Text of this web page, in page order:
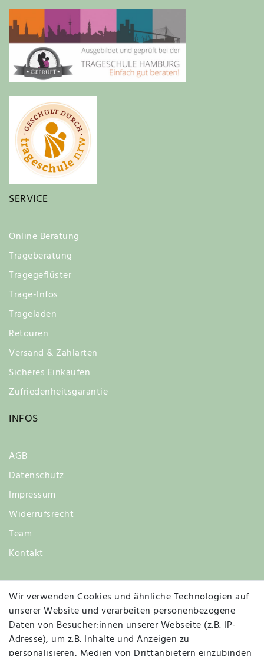
SERVICE
Online Beratung
Trageberatung
Tragegeflüster
Trage-Infos
Trageladen
Retouren
Versand & Zahlarten
Sicheres Einkaufen
Zufriedenheitsgarantie
INFOS
AGB
Datenschutz
Impressum
Widerrufsrecht
Team
Kontakt
Widerruf
Wir verwenden Cookies und ähnliche Technologien auf
unserer Website und verarbeiten personenbezogene
Daten von Besucher:innen unserer Webseite (z.B. IP-
Adresse), um z.B. Inhalte und Anzeigen zu